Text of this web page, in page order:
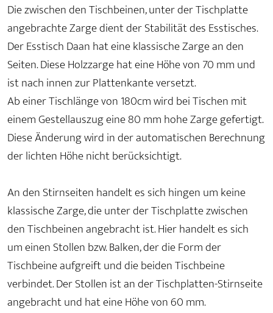
Die zwischen den Tischbeinen, unter der Tischplatte
angebrachte Zarge dient der Stabilität des Esstisches.
Der Esstisch Daan hat eine klassische Zarge an den
Seiten. Diese Holzzarge hat eine Höhe von 70 mm und
ist nach innen zur Plattenkante versetzt.
Ab einer Tischlänge von 180cm wird bei Tischen mit
einem Gestellauszug eine 80 mm hohe Zarge gefertigt.
Diese Änderung wird in der automatischen Berechnung
der lichten Höhe nicht berücksichtigt.
An den Stirnseiten handelt es sich hingen um keine
klassische Zarge, die unter der Tischplatte zwischen
den Tischbeinen angebracht ist. Hier handelt es sich
um einen Stollen bzw. Balken, der die Form der
Tischbeine aufgreift und die beiden Tischbeine
verbindet. Der Stollen ist an der Tischplatten-Stirnseite
angebracht und hat eine Höhe von 60 mm.